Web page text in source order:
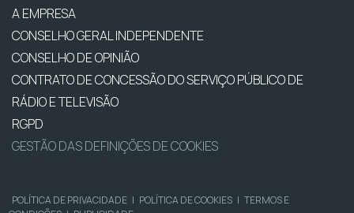
A EMPRESA
CONSELHO GERAL INDEPENDENTE
CONSELHO DE OPINIÃO
CONTRATO DE CONCESSÃO DO SERVIÇO PÚBLICO DE
RÁDIO E TELEVISÃO
RGPD
GESTÃO DAS DEFINIÇÕES DE COOKIES
POLÍTICA DE PRIVACIDADE | POLÍTICA DE COOKIES | TERMOS E